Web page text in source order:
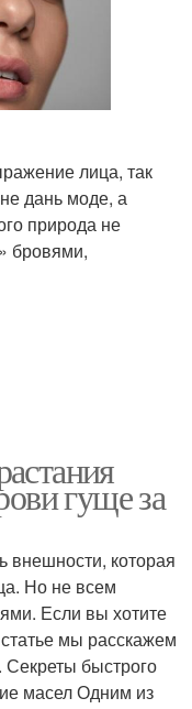
лица, так
дань моде, а
природа не
бровями,
гуще за
внешности, которая
Но не всем
Если вы хотите
мы расскажем
Секреты быстрого
масел Одним из